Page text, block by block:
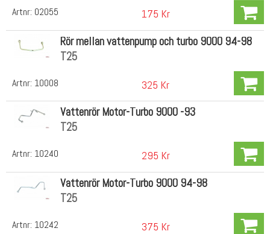
Artnr: 02055 175 Kr
Artnr: 10008
Rör mellan vattenpump och turbo 9000 94-98
T25
325 Kr
Artnr: 10240
Vattenrör Motor-Turbo 9000 -93
T25
295 Kr
Artnr: 10242
Vattenrör Motor-Turbo 9000 94-98
T25
375 Kr